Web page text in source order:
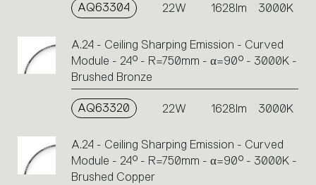
AQ63304 22W 1628lm 3000K
A.24 - Ceiling Sharping Emission - Curved
Module - 24° - R=750mm - α=90° - 3000K -
Brushed Bronze
AQ63320 22W 1628lm 3000K
A.24 - Ceiling Sharping Emission - Curved
Module - 24° - R=750mm - α=90° - 3000K -
Brushed Copper